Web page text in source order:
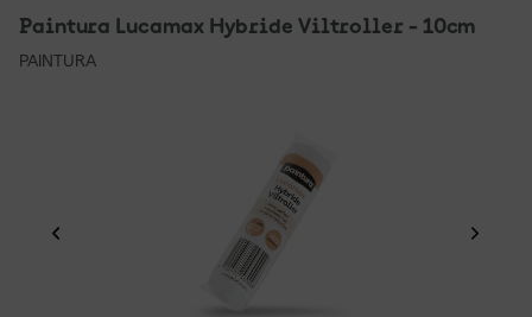
Paintura Lucamax Hybride Viltroller - 10cm
PAINTURA